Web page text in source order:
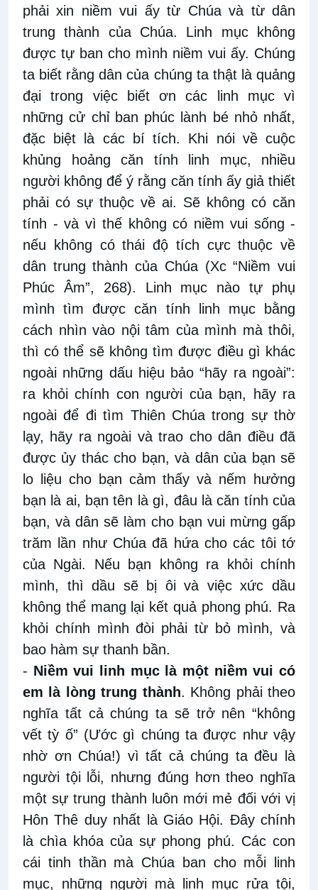
phải xin niềm vui ấy từ Chúa và từ dân
trung thành của Chúa. Linh mục không
được tự ban cho mình niềm vui ấy. Chúng
ta biết rằng dân của chúng ta thật là quảng
đại trong việc biết ơn các linh mục vì
những cử chỉ ban phúc lành bé nhỏ nhất,
đặc biệt là các bí tích. Khi nói về cuộc
khủng hoảng căn tính linh mục, nhiều
người không để ý rằng căn tính ấy giả thiết
phải có sự thuộc về ai. Sẽ không có căn
tính - và vì thế không có niềm vui sống -
nếu không có thái độ tích cực thuộc về
dân trung thành của Chúa (Xc “Niềm vui
Phúc Âm”, 268). Linh mục nào tự phụ
mình tìm được căn tính linh mục bằng
cách nhìn vào nội tâm của mình mà thôi,
thì có thể sẽ không tìm được điều gì khác
ngoài những dấu hiệu bảo “hãy ra ngoài”:
ra khỏi chính con người của bạn, hãy ra
ngoài để đi tìm Thiên Chúa trong sự thờ
lạy, hãy ra ngoài và trao cho dân điều đã
được ủy thác cho bạn, và dân của bạn sẽ
lo liệu cho bạn cảm thấy và nếm hưởng
bạn là ai, bạn tên là gì, đâu là căn tính của
bạn, và dân sẽ làm cho bạn vui mừng gấp
trăm lần như Chúa đã hứa cho các tôi tớ
của Ngài. Nếu bạn không ra khỏi chính
mình, thì dầu sẽ bị ôi và việc xức dầu
không thể mang lại kết quả phong phú. Ra
khỏi chính mình đòi phải từ bỏ mình, và
bao hàm sự thanh bần.
- Niềm vui linh mục là một niềm vui có
em là lòng trung thành. Không phải theo
nghĩa tất cả chúng ta sẽ trở nên “không
vết tỳ ố” (Ước gì chúng ta được như vậy
nhờ ơn Chúa!) vì tất cả chúng ta đều là
người tội lỗi, nhưng đúng hơn theo nghĩa
một sự trung thành luôn mới mẻ đối với vị
Hôn Thê duy nhất là Giáo Hội. Đây chính
là chìa khóa của sự phong phú. Các con
cái tinh thần mà Chúa ban cho mỗi linh
mục, những người mà linh mục rửa tội,